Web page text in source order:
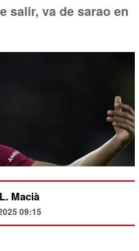
salir, va de sarao en
Macià
09:15